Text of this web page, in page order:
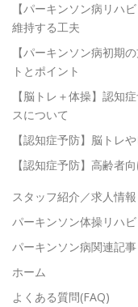
【パーキンソン病リハ
維持する工夫
【パーキンソン病初期
トとポイント
【脳トレ＋体操】認知
スについて
【認知症予防】脳トレ
【認知症予防】高齢者
スタッフ紹介／求人情報
パーキンソン体操リハ
パーキンソン病関連記事
ホーム
よくある質問(FAQ)